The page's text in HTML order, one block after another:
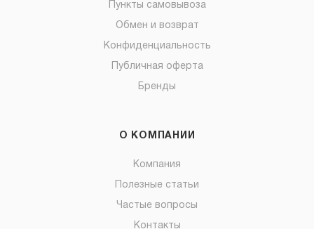
Пункты самовывоза
Обмен и возврат
Конфиденциальность
Публичная оферта
Бренды
О КОМПАНИИ
Компания
Полезные статьи
Частые вопросы
Контакты